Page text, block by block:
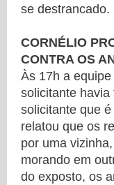
se destrancado.
CORNÉLIO
CONTRA OS
Às 17h a
solicitante havia
solicitante que
relatou que os
por uma
morando em
do exposto, os